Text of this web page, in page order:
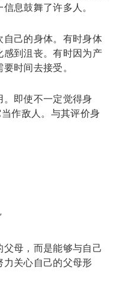
息鼓舞了许多人。
己的身体。有时身体
到沮丧。有时因为产
时间去接受。
即使不一定觉得身
作敌人。与其评价身
母，而是能够与自己
关心自己的父母形